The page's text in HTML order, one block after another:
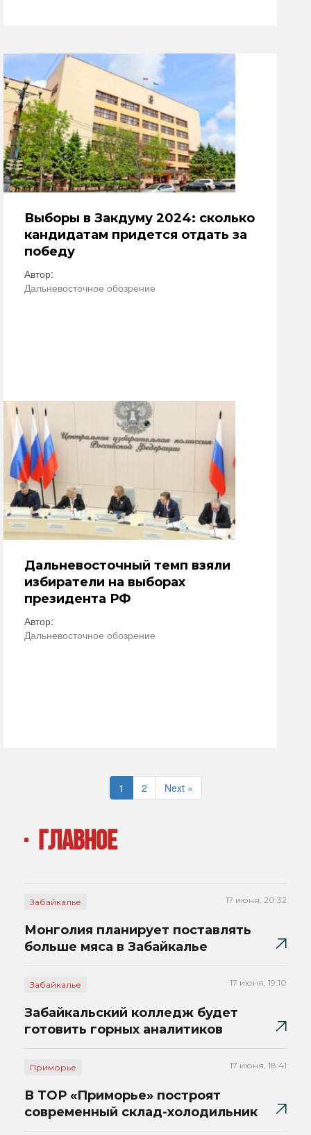
Выборы в Закдуму 2024: сколько
кандидатам придется отдать за
победу
Автор:
Дальневосточное обозрение
Дальневосточный темп взяли
избиратели на выборах
президента РФ
Автор:
Дальневосточное обозрение
1 2 Next »
ГЛАВНОЕ
Забайкалье 17 июня, 20:32
Монголия планирует поставлять
больше мяса в Забайкалье
Забайкалье 17 июня, 19:10
Забайкальский колледж будет
готовить горных аналитиков
Приморье 17 июня, 18:41
В ТОР «Приморье» построят
современный склад-холодильник